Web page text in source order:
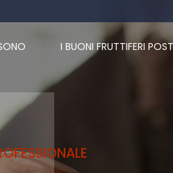
I BUONI FRUTTIFERI